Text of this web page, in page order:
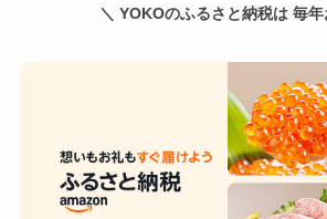
＼ YOKOのふるさと納税は 毎